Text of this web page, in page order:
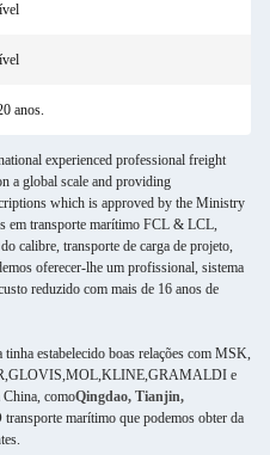
anos.
experienced professional freight
a global scale and providing
which is approved by the Ministry
em transporte marítimo FCL & LCL,
calibre, transporte de carga de projeto,
oferecer-lhe um profissional, sistema
reduzido com mais de 16 anos de
tinha estabelecido boas relações com MSK,
e
China, comoQingdao, Tianjin,
transporte marítimo que podemos obter da